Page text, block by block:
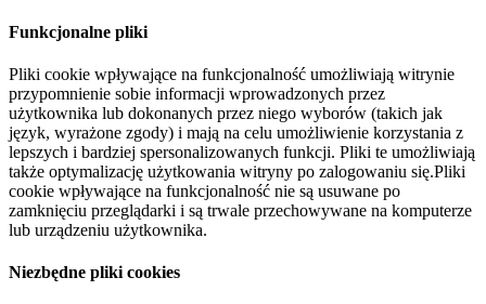
Funkcjonalne pliki
Pliki cookie wpływające na funkcjonalność umożliwiają witrynie
przypomnienie sobie informacji wprowadzonych przez
użytkownika lub dokonanych przez niego wyborów (takich jak
język, wyrażone zgody) i mają na celu umożliwienie korzystania z
lepszych i bardziej spersonalizowanych funkcji. Pliki te umożliwiają
także optymalizację użytkowania witryny po zalogowaniu się.Pliki
cookie wpływające na funkcjonalność nie są usuwane po
zamknięciu przeglądarki i są trwale przechowywane na komputerze
lub urządzeniu użytkownika.
Niezbędne pliki cookies